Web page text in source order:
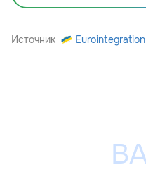
Источник Eurointegration